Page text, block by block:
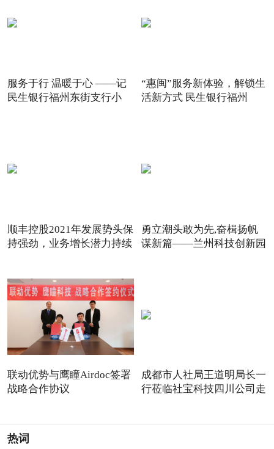
服务于行 温暖于心 ——记
民生银行福州东街支行小
“惠闽”服务新体验，解锁生
活新方式 民生银行福州
顺丰控股2021年发展势头保
持强劲，业务增长潜力持续
勇立潮头敢为先,奋楫扬帆
谋新篇——兰州科技创新园
联动优势与鹰瞳Airdoc签署
战略合作协议
成都市人社局王道明局长一
行莅临社宝科技四川公司走
热词